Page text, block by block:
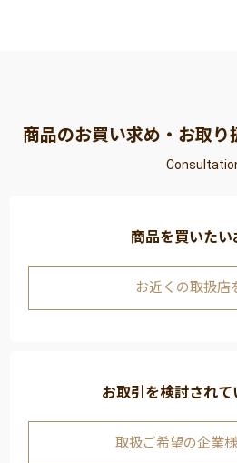
商品のお買い求め・お取り
商品を買いたい
お近くの取扱店
お取引を検討され
取扱ご希望の企業